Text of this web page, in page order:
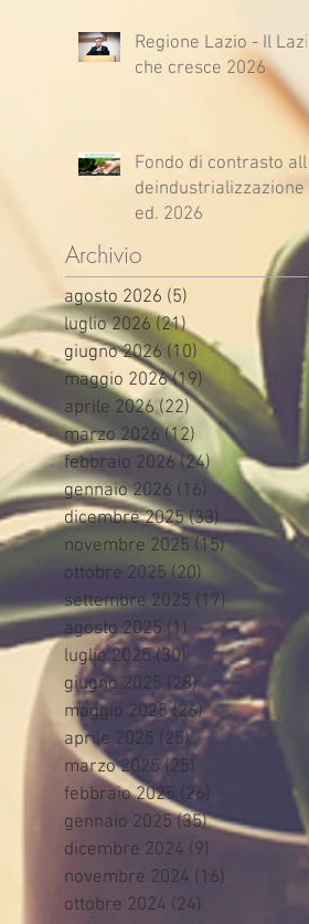
Regione Lazio - Il Lazio
che cresce 2026
Fondo di contrasto alla
deindustrializzazione -
ed. 2026
Archivio
agosto 2026 (5)
luglio 2026 (21)21 post
giugno 2026 (10) 10 post
maggio 2026 (19)19 post
aprile 2026 (22)22 post
marzo 2026 (12) 12 post
febbraio 2026 (24)24 post
gennaio 2026 (16) 16 post
dicembre 2025 (33)33 post
novembre 2025 (15)15 post
ottobre 2025 (20)
settembre 2025 (17)17 post
agosto 2025 (1) 1 post
luglio 2025 (30) 30 post
giugno 2025 (28)28 post
maggio 2025 (26)26 post
aprile 2025 (25)25 post
marzo 2025 (25)
febbraio 2025 (26)
gennaio 2025 (35)35 post
dicembre 2024 (9)
novembre 2024 (16)
ottobre 2024 (24)